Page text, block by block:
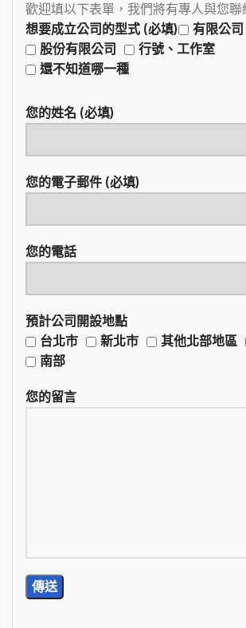
歡迎填以下表單，我們將有專人與您聯
想要成立公司的型式 (必填)
有限公司
股份有限公司
行號、工作室
還不知道哪一種
您的姓名 (必填)
您的電子郵件 (必填)
您的電話
預計公司開設地點
台北市
新北市 其他北部地區
南部
您的留言